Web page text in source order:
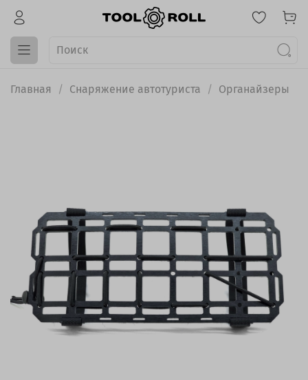
Главная Снаряжение автотуриста Органайзеры